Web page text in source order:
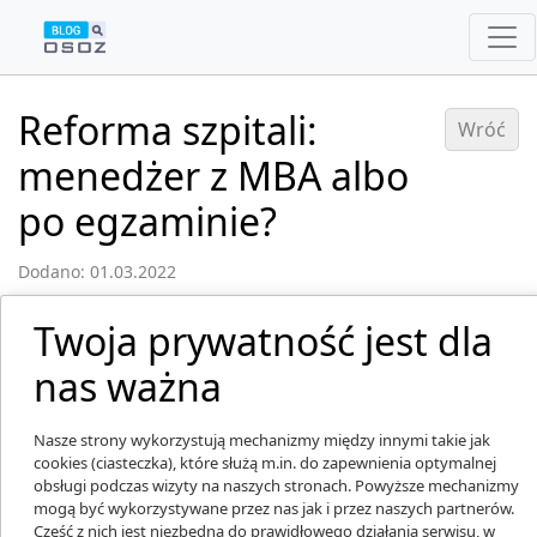
Reforma szpitali:
menedżer z MBA albo
po egzaminie?
Dodano: 01.03.2022
Wróć
Twoja prywatność jest dla
nas ważna
Nasze strony wykorzystują mechanizmy między innymi takie jak
cookies (ciasteczka), które służą m.in. do zapewnienia optymalnej
obsługi podczas wizyty na naszych stronach. Powyższe mechanizmy
mogą być wykorzystywane przez nas jak i przez naszych partnerów.
Część z nich jest niezbędna do prawidłowego działania serwisu, w